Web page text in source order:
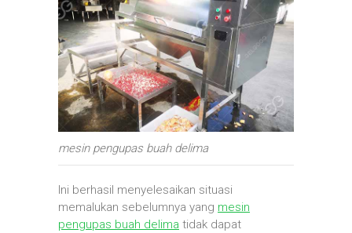
mesin pengupas buah delima
Ini berhasil menyelesaikan situasi
memalukan sebelumnya yang mesin
pengupas buah delima tidak dapat